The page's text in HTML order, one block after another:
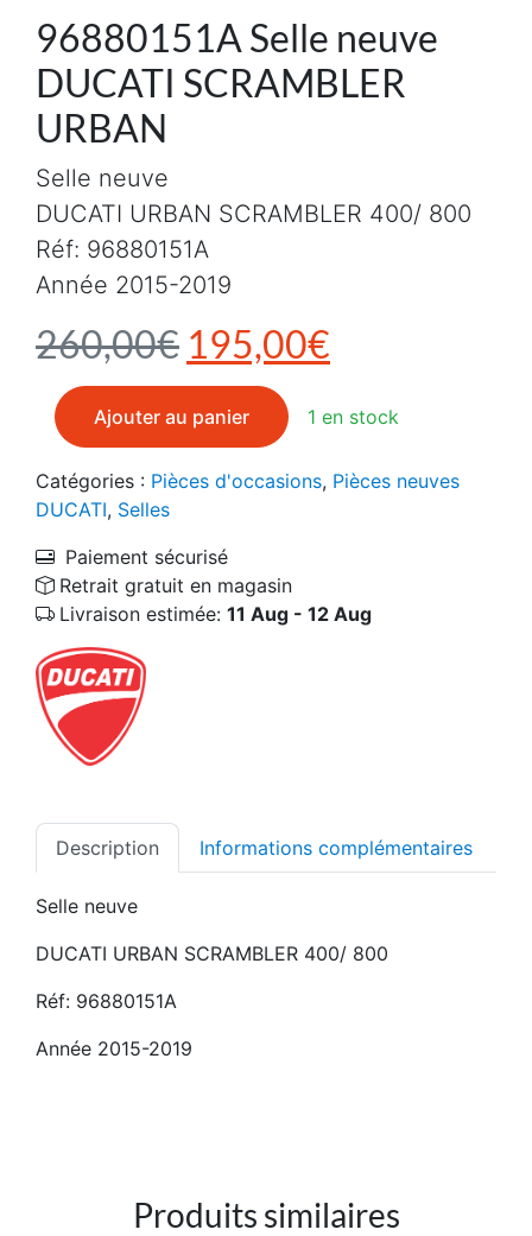
96880151A Selle neuve
DUCATI SCRAMBLER
URBAN
260,00€ Le prix initial était :
195,00€
Selle neuve
DUCATI URBAN SCRAMBLER 400/ 800
Réf: 96880151A
Année 2015-2019
1 en stock
quantité de 96880151A Selle neuve DUCATI
Ajouter au panier
Catégories : Pièces d'occasions, Pièces neuves
DUCATI, Selles
Paiement sécurisé
Retrait gratuit en magasin
Livraison estimée: 11 Aug - 12 Aug
Description Informations complémentaires
Selle neuve
DUCATI URBAN SCRAMBLER 400/ 800
Réf: 96880151A
Année 2015-2019
Produits similaires